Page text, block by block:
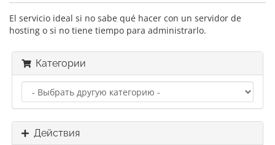
El servicio ideal si no sabe qué hacer con un servidor de
hosting o si no tiene tiempo para administrarlo.
Категории
Действия